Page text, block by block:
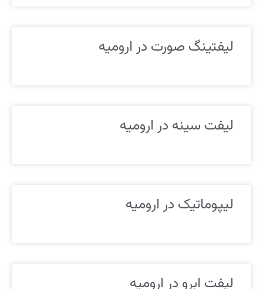
لیفتینگ صورت در ارومیه
لیفت سینه در ارومیه
لیپوماتیک در ارومیه
لیفت ابرو در ارومیه